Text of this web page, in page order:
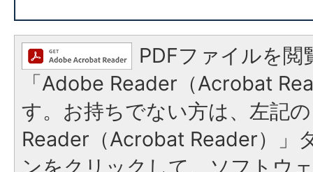
PDFファイルを閲
「Adobe Reader（Acrobat
す。お持ちでない方は、左記
Reader（Acrobat Reader）」
ンをクリックして、ソフトウ